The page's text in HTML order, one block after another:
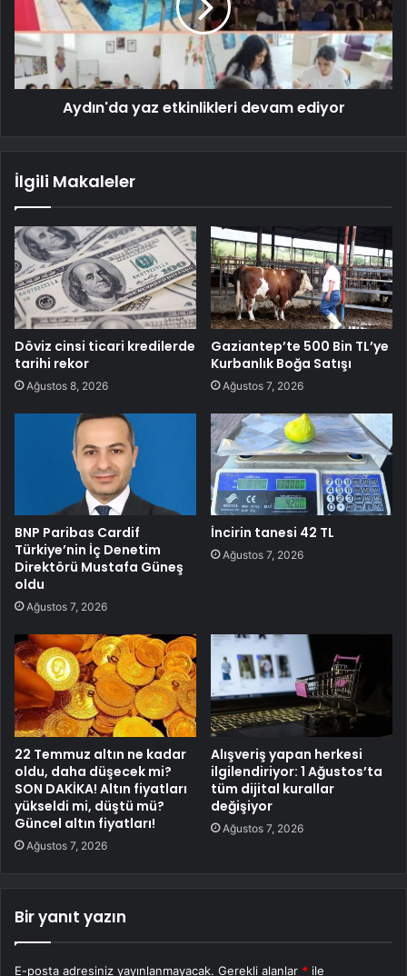
Aydın'da yaz etkinlikleri devam ediyor
İlgili Makaleler
Döviz cinsi ticari kredilerde
tarihi rekor
Ağustos 8, 2026
Gaziantep’te 500 Bin TL’ye
Kurbanlık Boğa Satışı
Ağustos 7, 2026
BNP Paribas Cardif
Türkiye’nin İç Denetim
Direktörü Mustafa Güneş
oldu
Ağustos 7, 2026
İncirin tanesi 42 TL
Ağustos 7, 2026
22 Temmuz altın ne kadar
oldu, daha düşecek mi?
SON DAKİKA! Altın fiyatları
yükseldi mi, düştü mü?
Güncel altın fiyatları!
Ağustos 7, 2026
Alışveriş yapan herkesi
ilgilendiriyor: 1 Ağustos’ta
tüm dijital kurallar
değişiyor
Ağustos 7, 2026
Bir yanıt yazın
E-posta adresiniz yayınlanmayacak. Gerekli alanlar * ile